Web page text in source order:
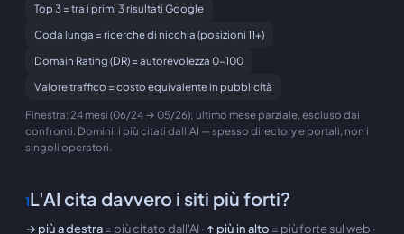
Top 3 = tra i primi 3 risultati Google
Coda lunga = ricerche di nicchia (posizioni 11+)
Domain Rating (DR) = autorevolezza 0-100
Valore traffico = costo equivalente in pubblicità
Finestra: 24 mesi (06/24 → 05/26); ultimo mese parziale, escluso dai
confronti. Domini: i più citati dall'AI — spesso directory e portali, non i
singoli operatori.
1L'AI cita davvero i siti più forti?
→ più a destra= più citato dall'AI ·↑ più in alto = più forte sul web ·